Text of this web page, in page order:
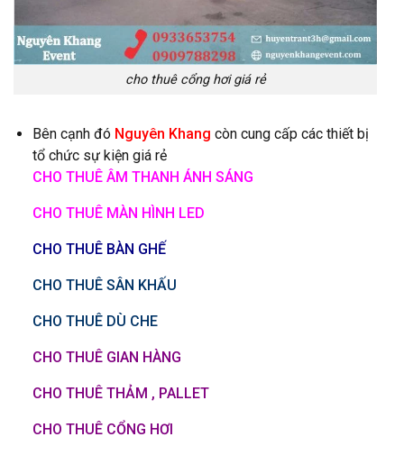
cho thuê cổng hơi giá rẻ
Bên cạnh đó Nguyên Khang còn cung cấp các thiết bị
tổ chức sự kiện giá rẻ
CHO THUÊ ÂM THANH ÁNH SÁNG
CHO THUÊ MÀN HÌNH LED
CHO THUÊ BÀN GHẾ
CHO THUÊ SÂN KHẤU
CHO THUÊ DÙ CHE
CHO THUÊ GIAN HÀNG
CHO THUÊ THẢM , PALLET
CHO THUÊ CỔNG HƠI